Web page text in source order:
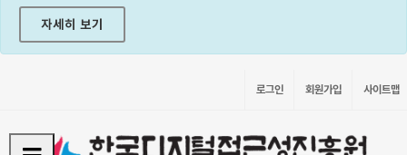
자세히 보기
로그인 회원가입 사이트맵